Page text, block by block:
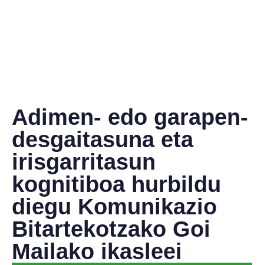
Adimen- edo garapen-
desgaitasuna eta
irisgarritasun
kognitiboa hurbildu
diegu Komunikazio
Bitartekotzako Goi
Mailako ikasleei